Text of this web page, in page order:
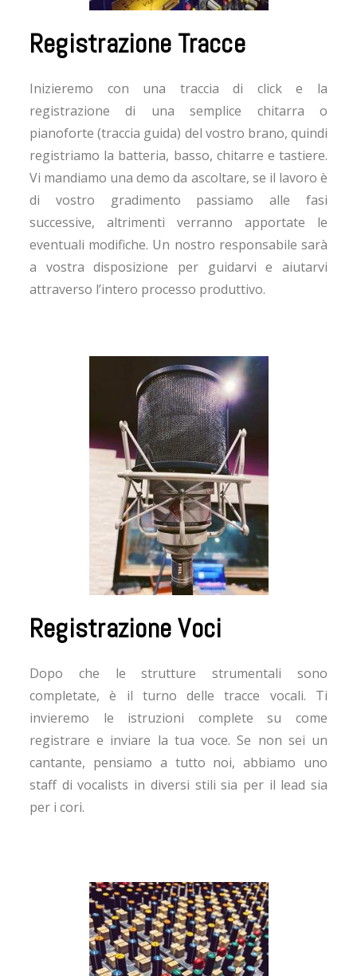
Registrazione Tracce
Inizieremo con una traccia di click e la
registrazione di una semplice chitarra o
pianoforte (traccia guida) del vostro brano, quindi
registriamo la batteria, basso, chitarre e tastiere.
Vi mandiamo una demo da ascoltare, se il lavoro è
di vostro gradimento passiamo alle fasi
successive, altrimenti verranno apportate le
eventuali modifiche. Un nostro responsabile sarà
a vostra disposizione per guidarvi e aiutarvi
attraverso l’intero processo produttivo.
Registrazione Voci
Dopo che le strutture strumentali sono
completate, è il turno delle tracce vocali. Ti
invieremo le istruzioni complete su come
registrare e inviare la tua voce. Se non sei un
cantante, pensiamo a tutto noi, abbiamo uno
staff di vocalists in diversi stili sia per il lead sia
per i cori.​​​